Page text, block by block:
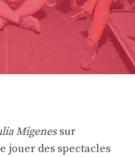
Migenessur
jouer des spectacles